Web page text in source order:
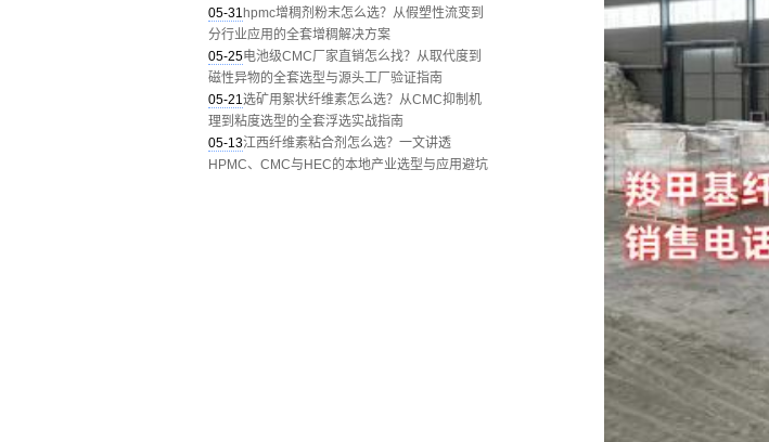
05-31 hpmc增稠剂粉末怎么选？从假塑性流变到
分行业应用的全套增稠解决方案
05-25电池级CMC厂家直销怎么找？从取代度到
磁性异物的全套选型与源头工厂验证指南
05-21选矿用絮状纤维素怎么选？从CMC抑制机
理到粘度选型的全套浮选实战指南
05-13江西纤维素粘合剂怎么选？一文讲透
HPMC、CMC与HEC的本地产业选型与应用避坑